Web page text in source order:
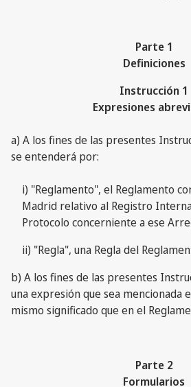
Parte 1
Definiciones
Instrucción 1
Expresiones
a) A los fines de las presentes
se entenderá por:
i) "Reglamento", el Reglamento
Madrid relativo al Registro
Protocolo concerniente a ese
ii) "Regla", una Regla del
b) A los fines de las presentes
una expresión que sea mencionada
mismo significado que en el
Parte 2
Formularios